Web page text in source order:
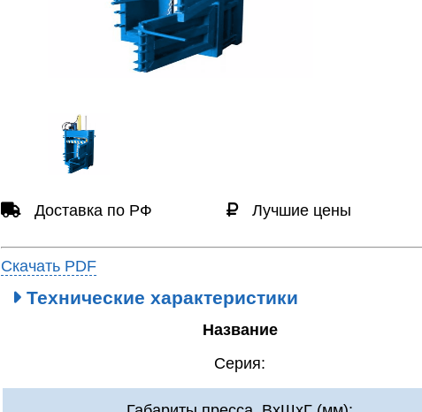
Доставка по РФ Лучшие цены
Скачать PDF
Технические характеристики
Название
Серия: